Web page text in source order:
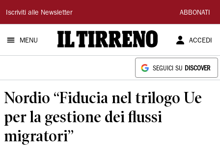
Il
Tirreno
Iscriviti alle Newsletter ABBONATI
MENU ACCEDI
SEGUICI SU DISCOVER
Nordio “Fiducia nel trilogo Ue
per la gestione dei flussi
migratori”